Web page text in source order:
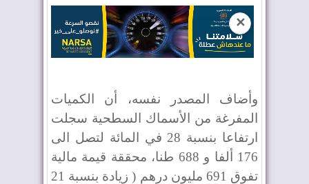
✕
وأضاف المصدر نفسه، أن الكميات
المفرغة من الأسماك السطحية سجلت
ارتفاعا بنسبة 28 في المائة لتصل الى
176 ألفا و 688 طنا، محققة قيمة مالية
تفوق 691 مليون درهم ( زيادة بنسبة 21